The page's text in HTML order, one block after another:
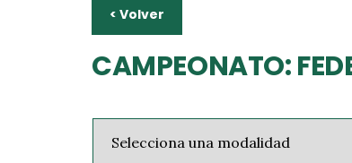
< Volver
CAMPEONATO: